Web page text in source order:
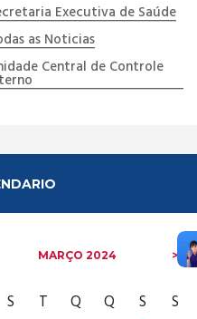
Executiva de Saúde
as Noticias
Central de Controle
MARÇO 2024
S T Q Q S
S